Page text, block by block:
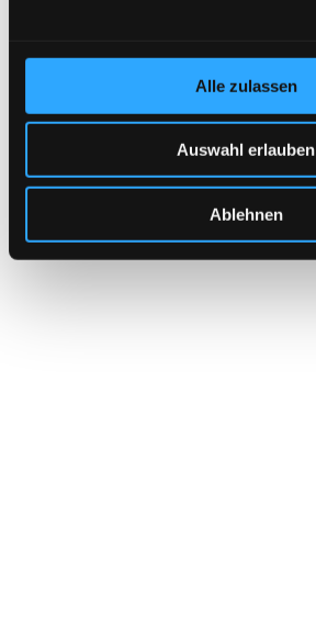
Alle zulassen
Auswahl erlauben
Ablehnen
Festpreis nach Aufmaß.